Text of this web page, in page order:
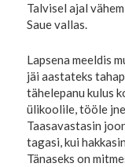
Talvisel ajal
Saue vallas.
Lapsena meeldis
jäi aastateks
tähelepanu kulus
ülikoolile, tööle
Taasavastasin
tagasi, kui
Tänaseks on